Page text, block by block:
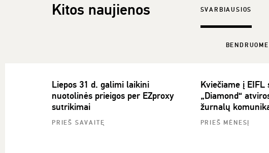
Kitos naujienos SVARBIAUSIOS
Liepos 31 d. galimi laikini
nuotolinės prieigos per EZproxy
sutrikimai
PRIEŠ SAVAITĘ
Kviečiame į EIFL
„Diamond“
žurnalų
PRIEŠ MĖNESĮ